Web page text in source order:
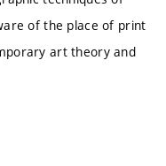
of the place of print
art theory and